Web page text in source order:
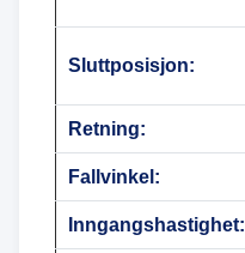
Sluttposisjon:
Retning:
Fallvinkel:
Inngangshastighet: